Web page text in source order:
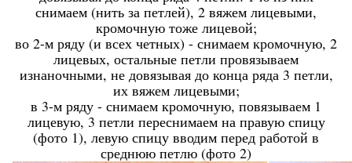
снимаем (нить за петлей), 2 вяжем лицевыми,
кромочную тоже лицевой;
во 2-м ряду (и всех четных) - снимаем кромочную, 2
лицевых, остальные петли провязываем
изнаночными, не довязывая до конца ряда 3 петли,
их вяжем лицевыми;
в 3-м ряду - снимаем кромочную, повязываем 1
лицевую, 3 петли переснимаем на правую спицу
(фото 1), левую спицу вводим перед работой в
среднюю петлю (фото 2)